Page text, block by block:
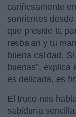
cariñosamente
sonrientes
que preside la
resbalan y tu
buena calidad.
buenas”, explica
es delicada, es
El truco nos
sabiduría sencilla,